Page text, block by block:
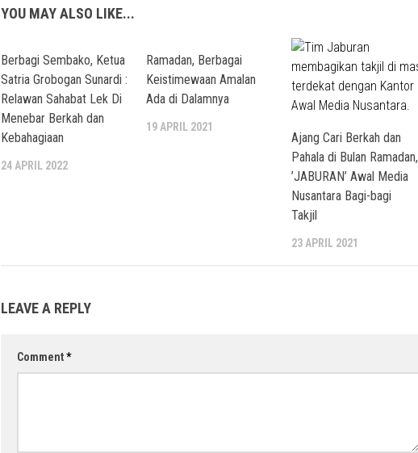
YOU MAY ALSO LIKE...
Berbagi Sembako, Ketua
Satria Grobogan Sunardi :
Relawan Sahabat Lek Di
Menebar Berkah dan
Kebahagiaan
24 APRIL 2022
Ramadan, Berbagai
Keistimewaan Amalan
Ada di Dalamnya
19 APRIL 2021
Ajang Cari Berkah dan
Pahala di Bulan Ramadan,
’JABURAN’ Awal Media
Nusantara Bagi-bagi
Takjil
23 APRIL 2021
LEAVE A REPLY
Comment*